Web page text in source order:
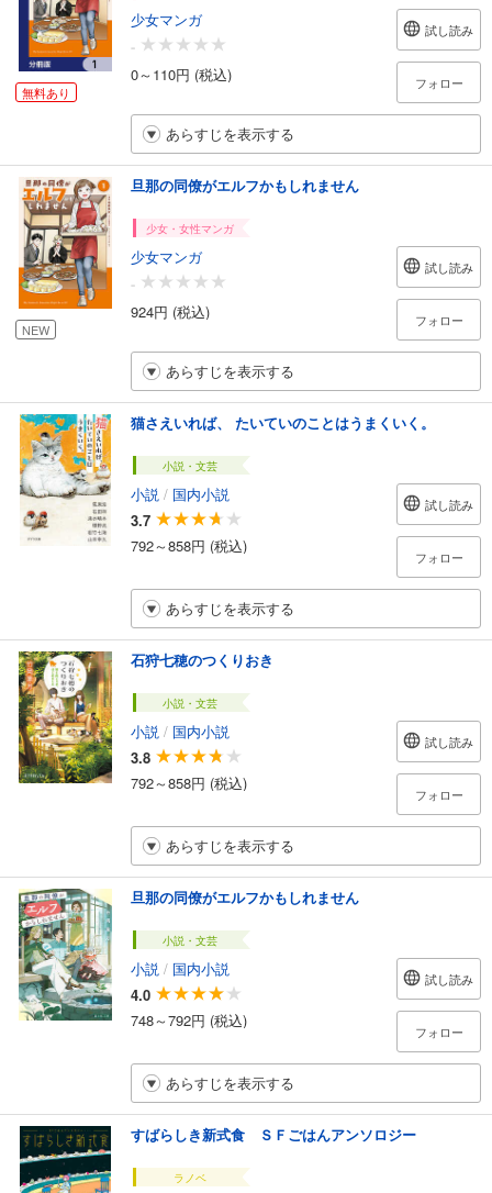
無料あり
少女マンガ
-
0～110円 (税込)
試し読み
フォロー
あらすじを表示する
NEW
旦那の同僚がエルフかもしれません
少女・女性マンガ
少女マンガ
-
924円 (税込)
試し読み
フォロー
あらすじを表示する
猫さえいれば、 たいていのことはうまくいく。
小説・文芸
小説 / 国内小説
3.7
792～858円 (税込)
試し読み
フォロー
あらすじを表示する
石狩七穂のつくりおき
小説・文芸
小説 / 国内小説
3.8
792～858円 (税込)
試し読み
フォロー
あらすじを表示する
旦那の同僚がエルフかもしれません
小説・文芸
小説 / 国内小説
4.0
748～792円 (税込)
試し読み
フォロー
あらすじを表示する
すばらしき新式食 ＳＦごはんアンソロジー
ラノベ